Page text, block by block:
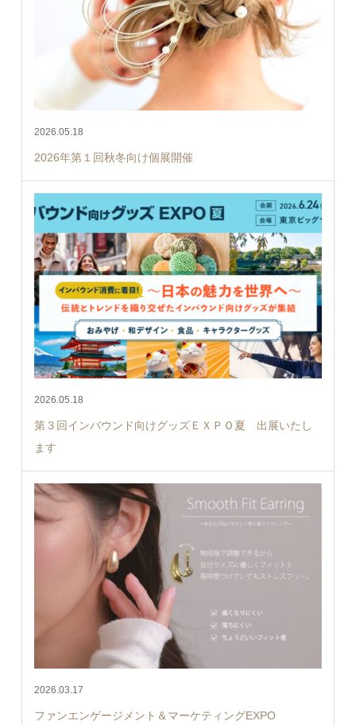
2026.05.18
2026年第１回秋冬向け個展開催
2026.05.18
第３回インバウンド向けグッズＥＸＰＯ夏 出展いたし
ます
2026.03.17
ファンエンゲージメント＆マーケティングEXPO